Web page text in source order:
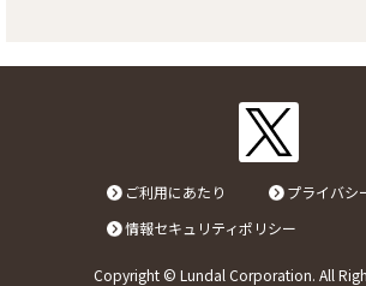
お問い合わせ
カタログ・取説
画像ダウンロード
ご利用にあたり
プライバシ
情報セキュリティポリシー
Copyright © Lundal Corporation. All